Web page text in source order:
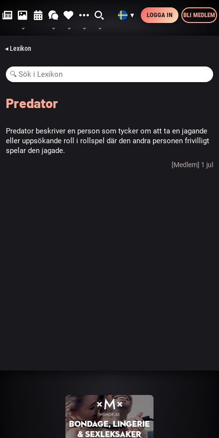
▼ LOGGA IN BLI MEDLEM
◂ Lexikon
Predator
Predator beskriver en person som tycker om att ta en jagande
eller uppsökande roll i rollspel där den andra personen frivilligt
spelar den jagade.
[Medlem] 1 jul